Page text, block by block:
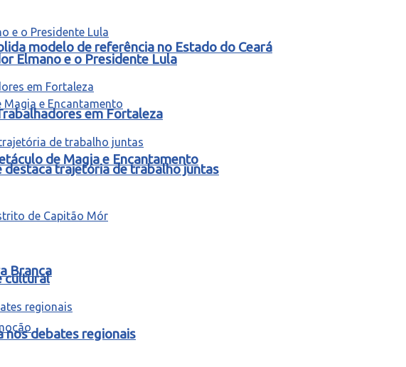
modelo de referência no Estado do Ceará
de Magia e Encantamento
Branca
Elmano e o Presidente Lula
em Fortaleza
destaca trajetória de trabalho juntas
cultural
nos debates regionais